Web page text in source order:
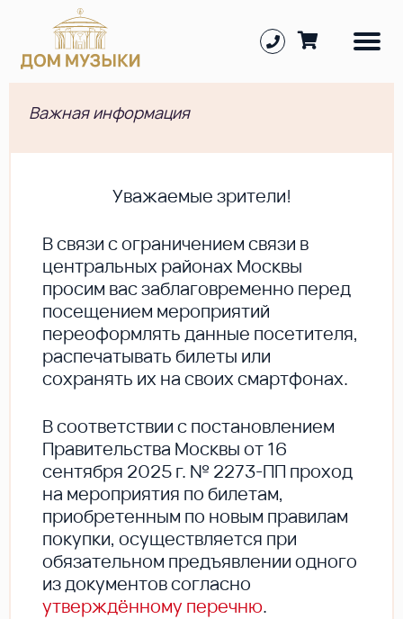
Важная информация
Уважаемые зрители!
В cвязи с ограничением связи в
центральных районах Москвы
просим вас заблаговременно перед
посещением мероприятий
переоформлять данные посетителя,
распечатывать билеты или
сохранять их на своих смартфонах.
В соответствии с постановлением
Правительства Москвы от 16
сентября 2025 г. № 2273-ПП проход
на мероприятия по билетам,
приобретенным по новым правилам
покупки, осуществляется при
обязательном предъявлении одного
из документов согласно
утверждённому перечню.